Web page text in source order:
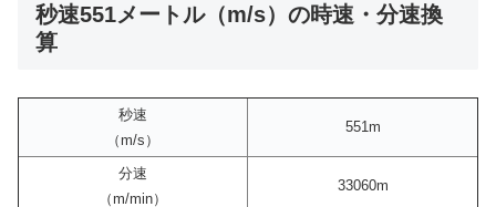
秒速551メートル（m/s）の時速・分速換
算
秒速
（m/s）
551m
分速
（m/min）
33060m